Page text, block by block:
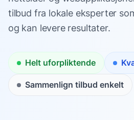
tilbud fra lokale eksperter
og kan levere resultater.
Helt uforpliktende
Sammenlign tilbud enkelt